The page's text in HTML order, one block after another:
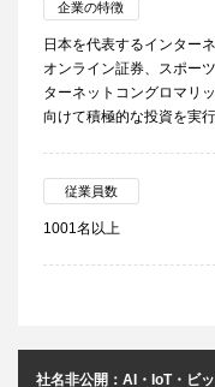
企業の特徴
日本を代表するインター
オンライン証券、スポー
ターネットコングロマリ
向けて積極的な投資を実行
従業員数
1001名以上
社名非公開：AI・IoT・ビ